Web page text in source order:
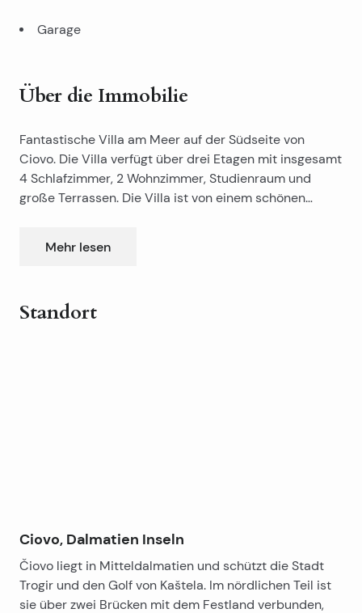
Garage
Über die Immobilie
Fantastische Villa am Meer auf der Südseite von
Ciovo. Die Villa verfügt über drei Etagen mit insgesamt
4 Schlafzimmer, 2 Wohnzimmer, Studienraum und
große Terrassen. Die Villa ist von einem schönen
verfügt über einen Swimmingpool und einen
besten italienischen Möbeln ausgestattet. Sanitäre
Mehr lesen
Standort
Ciovo, Dalmatien Inseln
Čiovo liegt in Mitteldalmatien und schützt die Stadt
Trogir und den Golf von Kaštela. Im nördlichen Teil ist
sie über zwei Brücken mit dem Festland verbunden,